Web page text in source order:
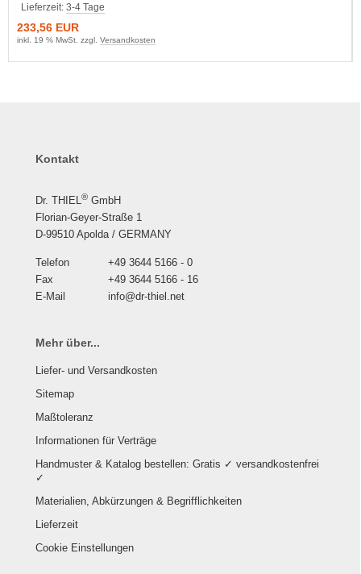
Lieferzeit: 3-4 Tage
233,56 EUR
inkl. 19 % MwSt. zzgl. Versandkosten
Kontakt
Dr. THIEL® GmbH
Florian-Geyer-Straße 1
D-99510 Apolda / GERMANY
Telefon
+49 3644 5166 - 0
Fax
+49 3644 5166 - 16
E-Mail
info@dr-thiel.net
Mehr über...
Liefer- und Versandkosten
Sitemap
Maßtoleranz
Informationen für Verträge
Handmuster & Katalog bestellen: Gratis ✓ versandkostenfrei
✓
Materialien, Abkürzungen & Begrifflichkeiten
Lieferzeit
Cookie Einstellungen